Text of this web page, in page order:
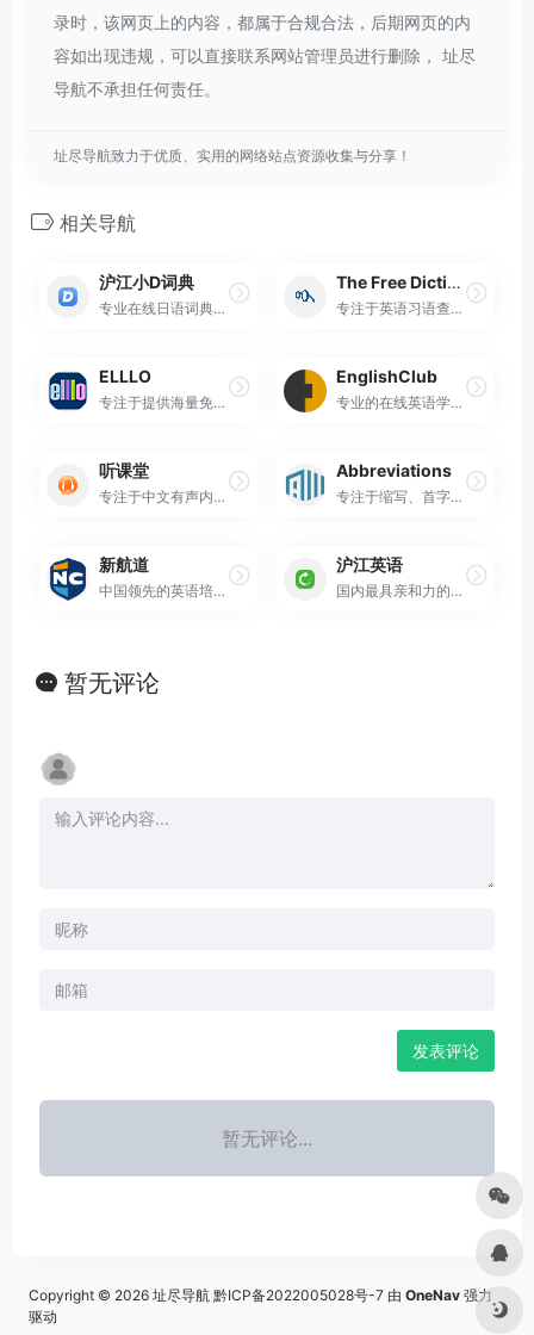
录时，该网页上的内容，都属于合规合法，后期网页的内
容如出现违规，可以直接联系网站管理员进行删除， 址尽
导航不承担任何责任。
址尽导航致力于优质、实用的网络站点资源收集与分享！
相关导航
沪江小D词典
专业在线日语词典工具
The Free Dictionary Idioms
专注于英语习语查询的在线词典网站
ELLLO
专注于提供海量免费英语听力学习资源的在线教育网站
EnglishClub
专业的在线英语学习与教学平台
听课堂
专注于中文有声内容学习与分享的在线平台
Abbreviations
专注于缩写、首字母缩略词和简写术语的在线资源平台
新航道
中国领先的英语培训机构
沪江英语
国内最具亲和力的英语学习网站之一
暂无评论
发表评论
暂无评论...
Copyright © 2026 址尽导航 黔ICP备2022005028号-7 由 OneNav 强力
驱动